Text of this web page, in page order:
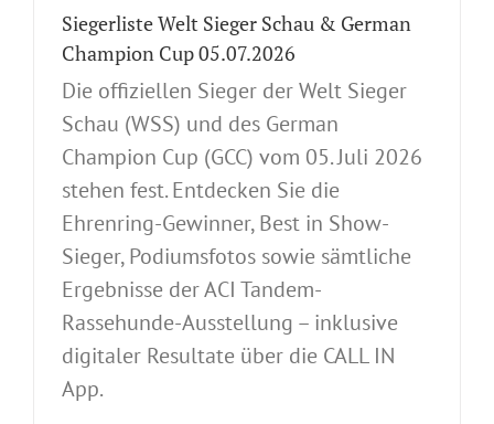
Siegerliste Welt Sieger Schau & German
Champion Cup 05.07.2026
Die offiziellen Sieger der Welt Sieger
Schau (WSS) und des German
Champion Cup (GCC) vom 05. Juli 2026
stehen fest. Entdecken Sie die
Ehrenring-Gewinner, Best in Show-
Sieger, Podiumsfotos sowie sämtliche
Ergebnisse der ACI Tandem-
Rassehunde-Ausstellung – inklusive
digitaler Resultate über die CALL IN
App.